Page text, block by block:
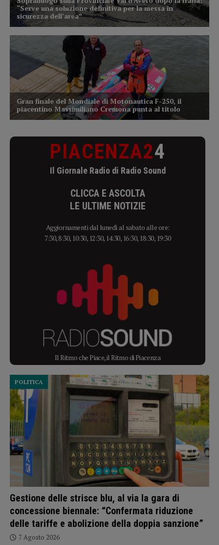
PIACENZA24
Il Giornale Radio di Radio Sound
CLICCA E ASCOLTA
LE ULTIME NOTIZIE
Aggiornamenti dal lunedì al sabato alle ore:
7:30, 8:30, 10:30, 12:30, 14:30, 16:30, 18:30, 19:30
Il Ritmo che Piace, il Ritmo di Piacenza
Gestione delle strisce blu, al via la gara di
concessione biennale: “Confermata riduzione
delle tariffe e abolizione della doppia sanzione”
POLITICA
7 Agosto 2026